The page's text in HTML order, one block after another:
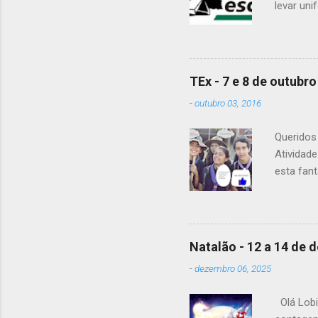
levar
É
vejam
TEx - 7 e 8 de outubro
-outubro 03, 2016
esta
levar
guias
Natalão - 12 a 14 de
-dezembro 06, 2025
Olá